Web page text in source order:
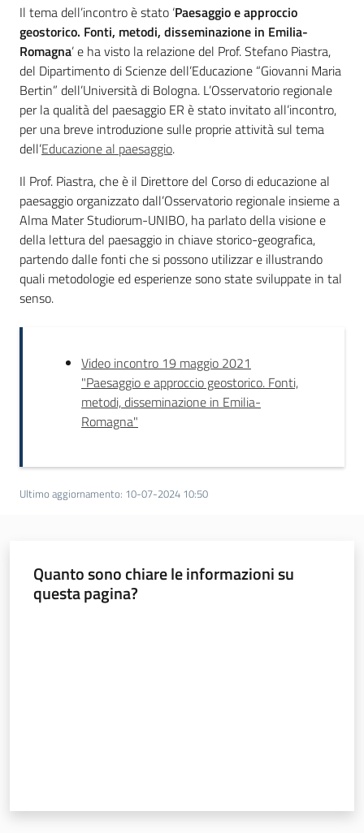
Seguici
su
Territorio
Argomenti
Leggi Atti Bandi
Progetti
Il tema dell’incontro è stato ‘Paesaggio e approccio
geostorico. Fonti, metodi, disseminazione in Emilia-
Romagna’ e ha visto la relazione del Prof. Stefano Piastra,
del Dipartimento di Scienze dell’Educazione “Giovanni Maria
Bertin” dell’Università di Bologna. L’Osservatorio regionale
per la qualità del paesaggio ER è stato invitato all’incontro,
per una breve introduzione sulle proprie attività sul tema
dell’Educazione al paesaggio.
Il Prof. Piastra, che è il Direttore del Corso di educazione al
paesaggio organizzato dall’Osservatorio regionale insieme a
Alma Mater Studiorum-UNIBO, ha parlato della visione e
della lettura del paesaggio in chiave storico-geografica,
partendo dalle fonti che si possono utilizzar e illustrando
quali metodologie ed esperienze sono state sviluppate in tal
senso.
Video incontro 19 maggio 2021
"Paesaggio e approccio geostorico. Fonti,
metodi, disseminazione in Emilia-
Romagna"
Ultimo aggiornamento: 10-07-2024 10:50
Quanto sono chiare le informazioni su
questa pagina?